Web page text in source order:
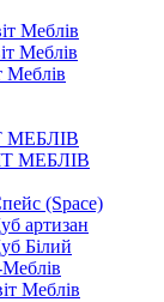
Меблів
Меблів
Меблів
МЕБЛІВ
МЕБЛІВ
(Space)
артизан
Білий
Меблів